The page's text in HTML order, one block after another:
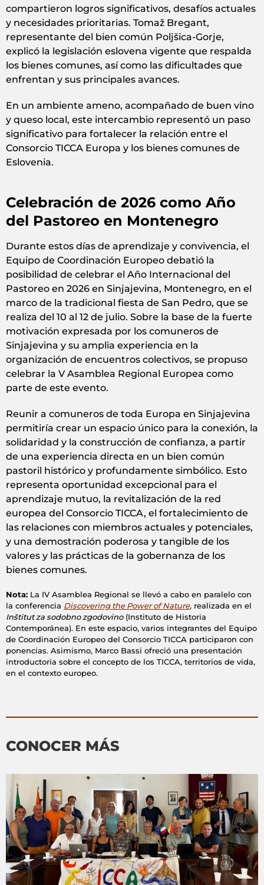
compartieron logros significativos, desafíos actuales
y necesidades prioritarias. Tomaž Bregant,
representante del bien común Poljšica-Gorje,
explicó la legislación eslovena vigente que respalda
los bienes comunes, así como las dificultades que
enfrentan y sus principales avances.
En un ambiente ameno, acompañado de buen vino
y queso local, este intercambio representó un paso
significativo para fortalecer la relación entre el
Consorcio TICCA Europa y los bienes comunes de
Eslovenia.
Celebración de 2026 como Año
del Pastoreo en Montenegro
Durante estos días de aprendizaje y convivencia, el
Equipo de Coordinación Europeo debatió la
posibilidad de celebrar el Año Internacional del
Pastoreo en 2026 en Sinjajevina, Montenegro, en el
marco de la tradicional fiesta de San Pedro, que se
realiza del 10 al 12 de julio. Sobre la base de la fuerte
motivación expresada por los comuneros de
Sinjajevina y su amplia experiencia en la
organización de encuentros colectivos, se propuso
celebrar la V Asamblea Regional Europea como
parte de este evento.
Reunir a comuneros de toda Europa en Sinjajevina
permitiría crear un espacio único para la conexión, la
solidaridad y la construcción de confianza, a partir
de una experiencia directa en un bien común
pastoril histórico y profundamente simbólico. Esto
representa oportunidad excepcional para el
aprendizaje mutuo, la revitalización de la red
europea del Consorcio TICCA, el fortalecimiento de
las relaciones con miembros actuales y potenciales,
y una demostración poderosa y tangible de los
valores y las prácticas de la gobernanza de los
bienes comunes.
Nota: La IV Asamblea Regional se llevó a cabo en paralelo con
la conferencia Discovering the Power of Nature, realizada en el
Inštitut za sodobno zgodovino(Instituto de Historia
Contemporánea). En este espacio, varios integrantes del Equipo
de Coordinación Europeo del Consorcio TICCA participaron con
ponencias. Asimismo, Marco Bassi ofreció una presentación
introductoria sobre el concepto de los TICCA, territorios de vida,
en el contexto europeo.
CONOCER MÁS